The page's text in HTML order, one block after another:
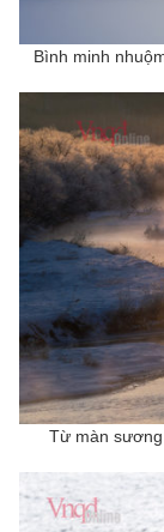
Bình minh
Từ màn